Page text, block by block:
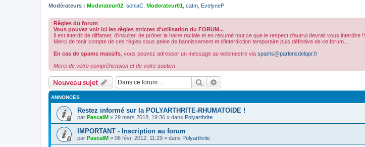
Modérateurs : Moderateur02 soniaC Moderateur01 catm EvelyneP
Règles du forum
Vous pouvez voir ici les règles strictes d'utilisation du FORUM...
Il est interdit de diffamer, d'insulter, de prôner la haine raciale et en résumé tout ce que le respect d'autrui devrait vous interdire !!
Merci de tenir compte de ces règles sous peine de bannissement et d'interdiction temporaire puis définitive de ce forum...
En cas de spams massifs , vous pouvez adresser un message au webmestre via spams@parlonsdelapr.fr
Merci de votre compréhension et de votre soutien
Nouveau sujet Rechercher
ANNONCES
Restez informé sur la POLYARTHRITE-RHUMATOIDE !
par PascalM » 29 mars 2018, 19:36 » dans Polyarthrite
IMPORTANT - Inscription au forum
par PascalM » 06 févr. 2012, 11:29 » dans Polyarthrite